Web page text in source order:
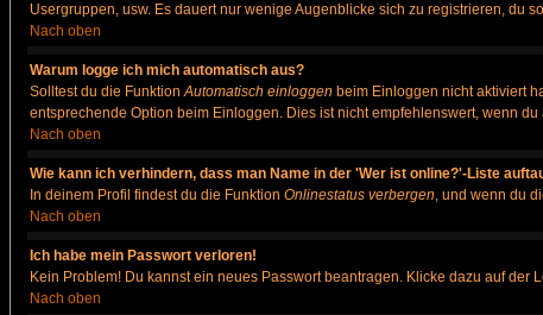
Usergruppen, usw. Es dauert nur wenige Augenblicke sich zu registrieren, du
Nach oben
Warum logge ich mich automatisch aus?
Solltest du die FunktionAutomatisch einloggen beim Einloggen nicht aktiviert
entsprechende Option beim Einloggen. Dies ist nicht empfehlenswert, wenn
Nach oben
Wie kann ich verhindern, dass man Name in der 'Wer ist online?'-Liste
In deinem Profil findest du die Funktion Onlinestatus verbergen, und wenn du
Nach oben
Ich habe mein Passwort verloren!
Kein Problem! Du kannst ein neues Passwort beantragen. Klicke dazu auf der
Nach oben